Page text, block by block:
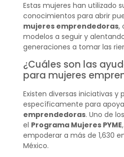
Estas mujeres han utilizado
conocimientos para abrir
mujeres emprendedoras,
modelos a seguir y
generaciones a tomar las
¿Cuáles son las
para mujeres
Existen diversas iniciativas y
específicamente para
emprendedoras. Uno de
el Programa Mujeres PYME
empoderar a más de 1,630
México.